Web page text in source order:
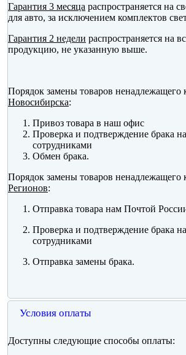
Гарантия 3 месяца распространяется на
для авто, за исключением комплектов
Гарантия 2 недели распространяется на
продукцию, не указанную выше.
Порядок замены товаров ненадлежащего
Новосибирска:
Привоз товара в наш офис
Проверка и подтверждение брака
сотрудниками
Обмен брака.
Порядок замены товаров ненадлежащего
Регионов:
Отправка товара нам Почтой
Проверка и подтверждение брака
сотрудниками
Отправка замены брака.
Условия оплаты
Доступны следующие способы оплаты: